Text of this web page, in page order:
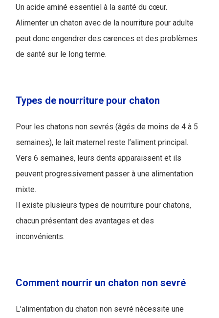
Un acide aminé essentiel à la santé du cœur.
Alimenter un chaton avec de la nourriture pour adulte
peut donc engendrer des carences et des problèmes
de santé sur le long terme.
Types de nourriture pour chaton
Pour les chatons non sevrés (âgés de moins de 4 à 5
semaines), le lait maternel reste l’aliment principal.
Vers 6 semaines, leurs dents apparaissent et ils
peuvent progressivement passer à une alimentation
mixte.
Il existe plusieurs types de nourriture pour chatons,
chacun présentant des avantages et des
inconvénients.
Comment nourrir un chaton non sevré
L'alimentation du chaton non sevré nécessite une